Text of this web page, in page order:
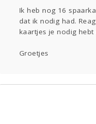
Gevraagd
Horen
Lezen
Ik heb nog 16
dat ik nodig had.
kaartjes je nodig
Groetjes